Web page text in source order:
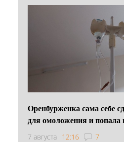
Оренбурженка сама себе
для омоложения и
7 августа 12:16 7